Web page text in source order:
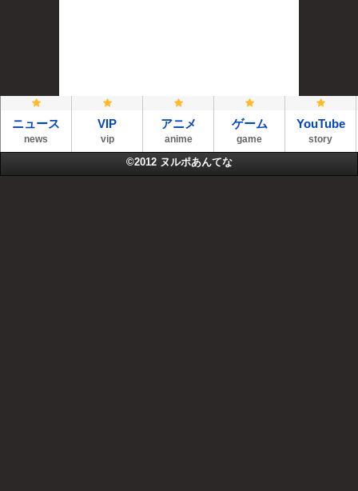
ニュース
news
VIP
vip
アニメ
anime
ゲーム
game
YouTube
story
©2012 ヌルポあんてな